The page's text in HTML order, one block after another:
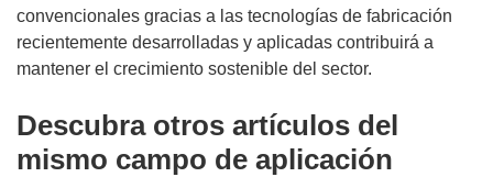
convencionales gracias a las tecnologías de fabricación
recientemente desarrolladas y aplicadas contribuirá a
mantener el crecimiento sostenible del sector.
Descubra otros artículos del
mismo campo de aplicación